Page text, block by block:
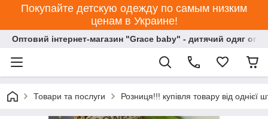
Покупайте детскую одежду по самым низким
ценам в Украине!
Оптовий інтернет-магазин "Grace baby" - дитячий одяг
Товари та послуги Розниця!!! купівля товару від однієї